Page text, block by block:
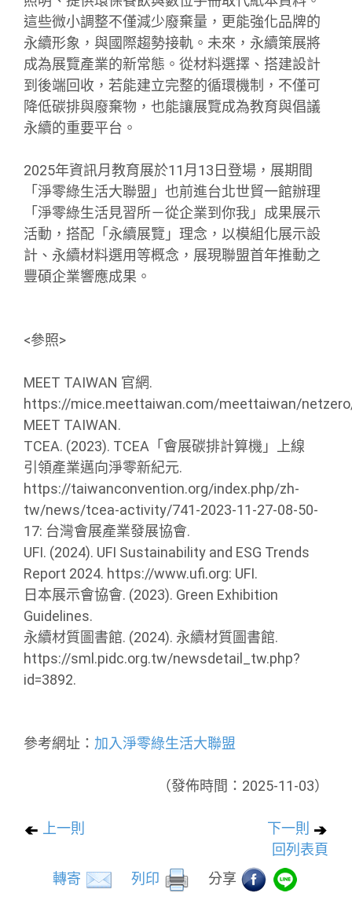
這些微小調整不僅減少廢棄量，更能強化品牌的
永續形象，與國際趨勢接軌。未來，永續策展將
成為展覽產業的新常態。從材料選擇、搭建設計
到後端回收，若能建立完整的循環機制，不僅可
降低碳排與廢棄物，也能讓展覽成為教育與倡議
永續的重要平台。
2025年資訊月教育展於11月13日登場，展期間
「淨零綠生活大聯盟」也前進台北世貿一館辦理
「淨零綠生活見習所－從企業到你我」成果展示
活動，搭配「永續展覽」理念，以模組化展示設
計、永續材料選用等概念，展現聯盟首年推動之
豐碩企業響應成果。
<參照>
MEET TAIWAN 官網.
https://mice.meettaiwan.com/meettaiwan/
MEET TAIWAN.
TCEA. (2023). TCEA「會展碳排計算機」上線
引領產業邁向淨零新紀元.
https://taiwanconvention.org/index.php/zh-
tw/news/tcea-activity/741-2023-11-27-08-50-
17: 台灣會展產業發展協會.
UFI. (2024). UFI Sustainability and ESG Trends
Report 2024. https://www.ufi.org: UFI.
日本展示會協會. (2023). Green Exhibition
Guidelines.
永續材質圖書館. (2024). 永續材質圖書館.
https://sml.pidc.org.tw/newsdetail_tw.php?
id=3892.
參考網址： 加入淨零綠生活大聯盟
（發佈時間：2025-11-03）
上一則
下一則
回列表頁
轉寄
列印 分享